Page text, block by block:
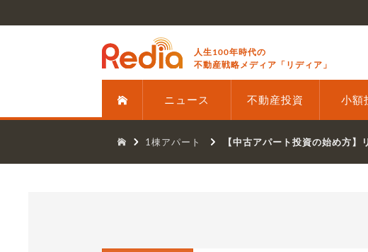
人生100年時代の
不動産戦略メディア「リディア」
ニュース 不動産投資 小額
1棟アパート 【中古アパート投資の始め方